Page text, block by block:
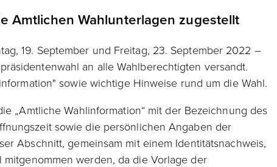
Amtlichen Wahlunterlagen zugestellt
19. September und Freitag, 23. September 2022 –
an alle Wahlberechtigten versandt.
sowie wichtige Hinweise rund um die Wahl.
„Amtliche Wahlinformation“ mit der Bezeichnung des
sowie die persönlichen Angaben der
Abschnitt, gemeinsam mit einem Identitätsnachweis,
werden, da die Vorlage der